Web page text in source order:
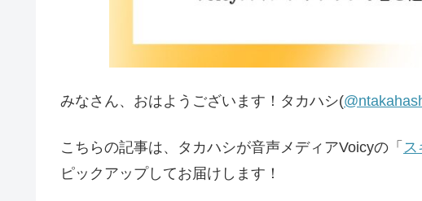
みなさん、おはようございます！タカハシ(
こちらの記事は、タカハシが音声メディアVoicyの「 ス
ピックアップしてお届けします！